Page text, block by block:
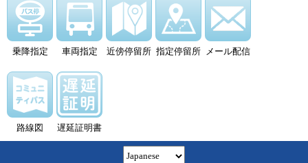
乗降指定 車両指定 近傍停留所 指定停留所 メール配信
路線図 遅延証明書